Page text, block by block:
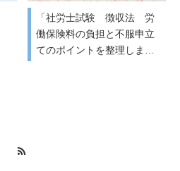
「社労士試験 徴収法 労
働保険料の負担と不服申立
てのポイントを整理しま…